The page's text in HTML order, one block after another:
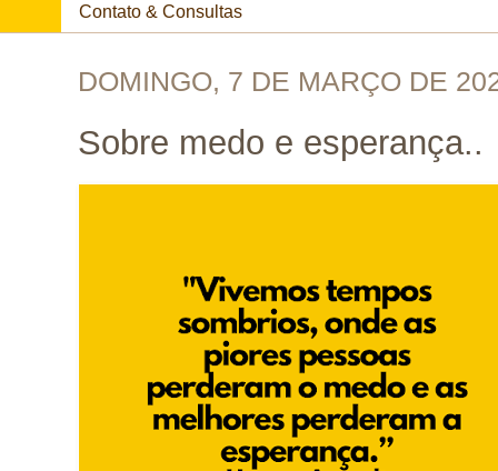
Contato & Consultas
DOMINGO, 7 DE MARÇO DE
Sobre medo e esperança..